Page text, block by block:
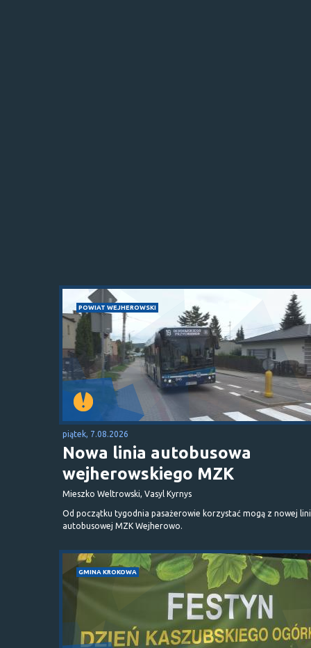
POWIAT WEJHEROWSKI
piątek, 7.08.2026
Nowa linia autobusowa
wejherowskiego MZK
Mieszko Weltrowski, Vasyl Kyrnys
Od początku tygodnia pasażerowie korzystać mogą z nowej
autobusowej MZK Wejherowo.
GMINA KROKOWA